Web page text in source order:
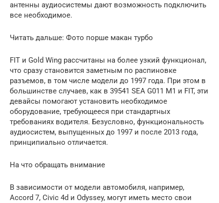
антенны аудиосистемы дают возможность подключить
все необходимое.
Читать дальше: Фото порше макан турбо
FIT и Gold Wing рассчитаны на более узкий функционал,
что сразу становится заметным по распиновке
разъемов, в том числе модели до 1997 года. При этом в
большинстве случаев, как в 39541 SEA G011 M1 и FIT, эти
девайсы помогают установить необходимое
оборудование, требующееся при стандартных
требованиях водителя. Безусловно, функциональность
аудиосистем, выпущенных до 1997 и после 2013 года,
принципиально отличается.
На что обращать внимание
В зависимости от модели автомобиля, например,
Accord 7, Civic 4d и Odyssey, могут иметь место свои